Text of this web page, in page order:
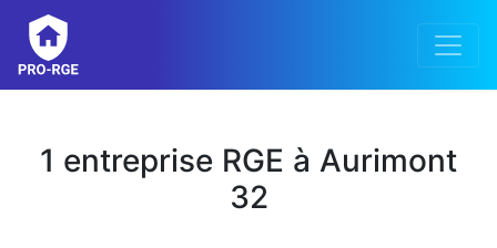
1 entreprise RGE à Aurimont
32